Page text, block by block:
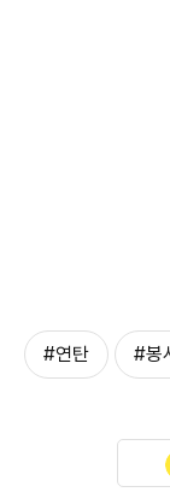
#연탄 #봉